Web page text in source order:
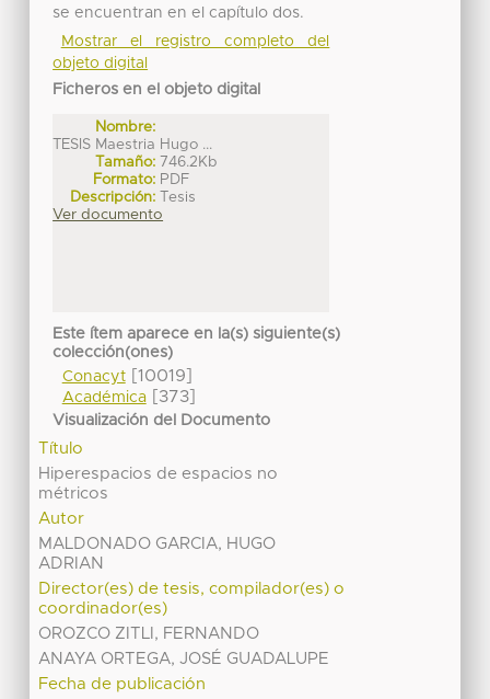
se encuentran en el capítulo dos.
Mostrar el registro completo del
objeto digital
Ficheros en el objeto digital
Nombre:
TESIS Maestria Hugo ...
Tamaño: 746.2Kb
Formato: PDF
Descripción:
Tesis
Ver documento
Este ítem aparece en la(s) siguiente(s)
colección(ones)
Conacyt[10019]
Académica[373]
Visualización del Documento
Título
Hiperespacios de espacios no
métricos
Autor
MALDONADO GARCIA, HUGO
ADRIAN
Director(es) de tesis, compilador(es) o
coordinador(es)
OROZCO ZITLI, FERNANDO
ANAYA ORTEGA, JOSÉ GUADALUPE
Fecha de publicación